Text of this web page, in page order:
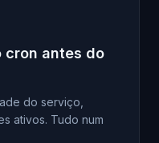
cron antes do
do serviço,
ativos. Tudo num